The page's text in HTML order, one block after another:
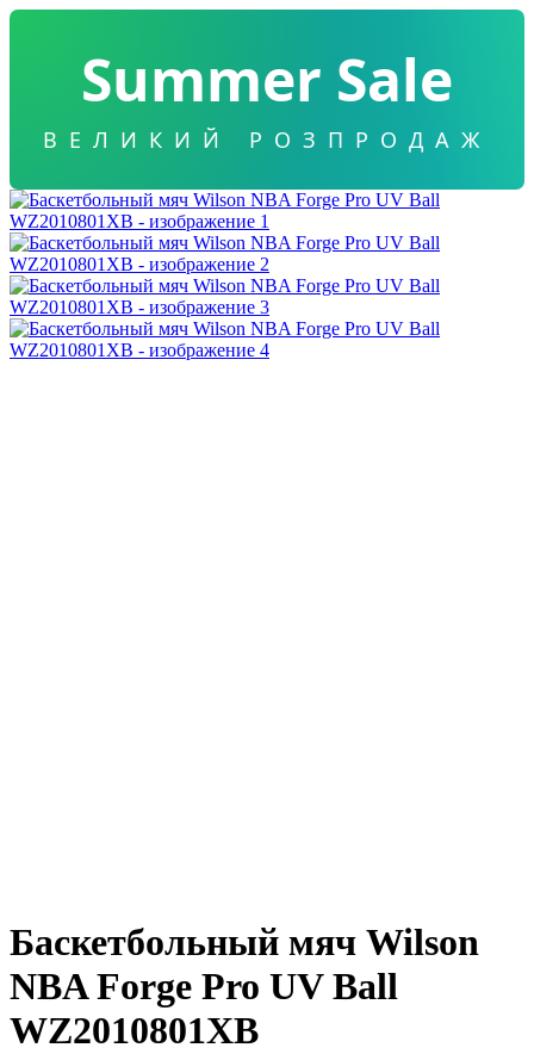
Summer Sale
ВЕЛИКИЙ РОЗПРОДАЖ
Баскетбольный мяч Wilson
NBA Forge Pro UV Ball
WZ2010801XB